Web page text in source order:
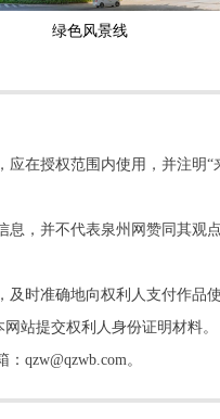
绿色风景线
在授权范围内使用，并注明“
，并不代表泉州网赞同其观
时准确地向权利人支付作品
站提交权利人身份证明材料
qzw@qzwb.com。